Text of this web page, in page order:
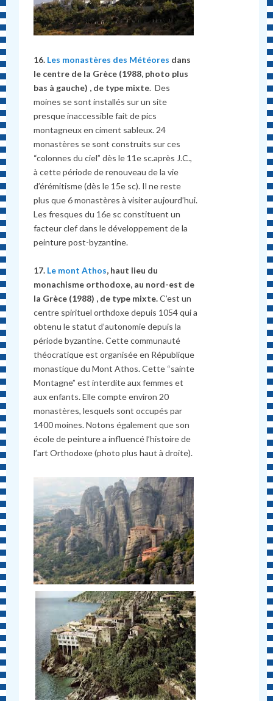
16. Les monastères des Météores dans
le centre de la Grèce (1988, photo plus
bas à gauche) , de type mixte. Des
moines se sont installés sur un site
presque inaccessible fait de pics
montagneux en ciment sableux. 24
monastères se sont construits sur ces
“colonnes du ciel” dès le 11e sc.après J.C.,
à cette période de renouveau de la vie
d’érémitisme (dès le 15e sc). Il ne reste
plus que 6 monastères à visiter aujourd’hui.
Les fresques du 16e sc constituent un
facteur clef dans le développement de la
peinture post-byzantine.
17. Le mont Athos, haut lieu du
monachisme orthodoxe, au nord-est de
la Grèce (1988) , de type mixte.C’est un
centre spirituel orthdoxe depuis 1054 qui a
obtenu le statut d’autonomie depuis la
période byzantine. Cette communauté
théocratique est organisée en République
monastique du Mont Athos. Cette “sainte
Montagne” est interdite aux femmes et
aux enfants. Elle compte environ 20
monastères, lesquels sont occupés par
1400 moines. Notons également que son
école de peinture a influencé l’histoire de
l’art Orthodoxe (photo plus haut à droite).